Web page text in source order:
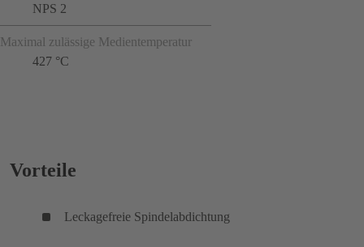
NPS 2
Maximal zulässige Medientemperatur
427 °C
Vorteile
Leckagefreie Spindelabdichtung